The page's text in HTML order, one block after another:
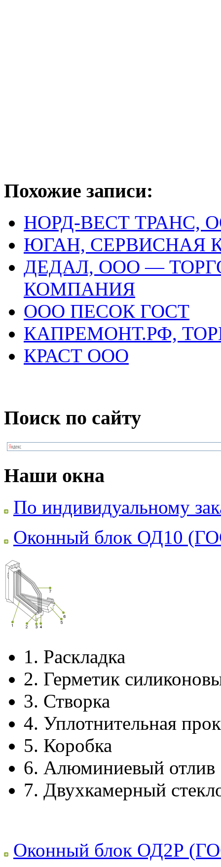
Похожие записи:
НОРД-ВЕСТ ТРАНС,
ЮГАН, СЕРВИСНАЯ
ДЕДАЛ, ООО —
КОМПАНИЯ
ООО ПЕСОК ГОСТ
КАПРЕМОНТ.РФ,
КРАСТ ООО
Поиск по сайту
Наши окна
По индивидуальному
Оконный блок ОД10
1. Раскладка
2. Герметик
3. Створка
4. Уплотнительная
5. Коробка
6. Алюминиевый отлив
7. Двухкамерный
Оконный блок ОД2Р